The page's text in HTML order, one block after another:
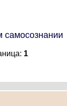
самосознании
1